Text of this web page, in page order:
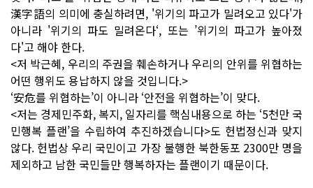
漢字語의 의미에 충실하려면, '위기의 파고가 밀려오고 있다'가
아니라 '위기의 파도 밀려온다‘, 또는 ’위기의 파고가 높아졌
다'고 해야 한다.
<저 박근혜, 우리의 주권을 훼손하거나 우리의 안위를 위협하는
어떤 행위도 용납하지 않을 것입니다.>
‘安危를 위협하는’이 아니라 ‘안전을 위협하는’이 맞다.
<저는 경제민주화, 복지, 일자리를 핵심내용으로 하는 ‘5천만 국
민행복 플랜’을 수립하여 추진하겠습니다>도 헌법정신과 맞지
않다. 헌법상 우리 국민이고 가장 불행한 북한동포 2300만 명을
제외하고 남한 국민들만 행복하자는 플랜이기 때문이다.